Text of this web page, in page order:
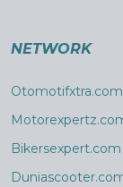
NETWORK
Otomotifxtra.com
Bikersexpert.com